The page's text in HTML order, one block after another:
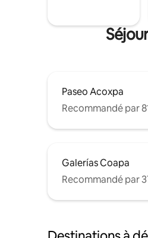
Paseo Acoxpa
Recommandé par
Galerías Coapa
Recommandé par